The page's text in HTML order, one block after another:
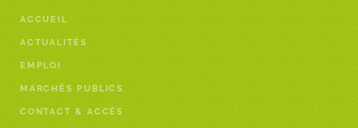
ACCUEIL
ACTUALITÉS
EMPLOI
MARCHÉS PUBLICS
CONTACT & ACCÈS